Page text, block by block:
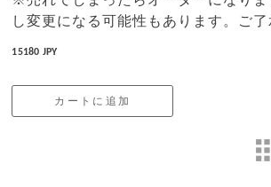
し変更になる可能性もあります。ご了
15180 JPY
カートに追加